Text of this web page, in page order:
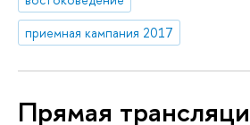
приемная кампания 2017
Прямая